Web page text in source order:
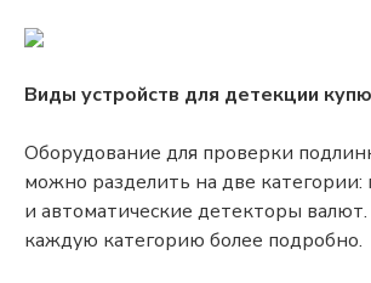
Виды устройств для детекции
Оборудование для проверки
можно разделить на две
и автоматические детекторы
каждую категорию более подробно.